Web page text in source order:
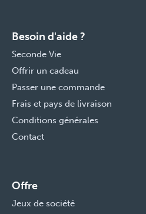
Besoin d'aide ?
Seconde Vie
Offrir un cadeau
Passer une commande
Frais et pays de livraison
Conditions générales
Contact
Offre
Jeux de société